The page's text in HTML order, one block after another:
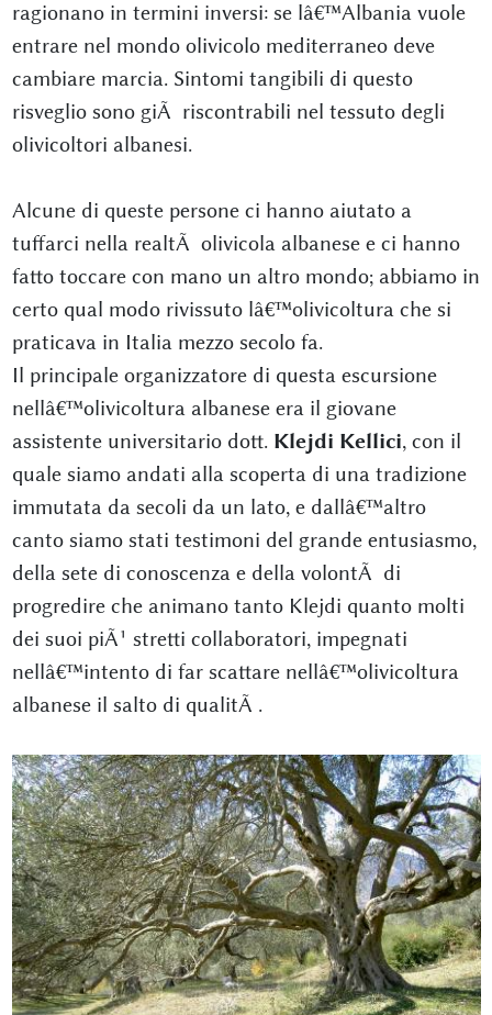
ragionano in termini inversi: se lâ€™Albania vuole
entrare nel mondo olivicolo mediterraneo deve
cambiare marcia. Sintomi tangibili di questo
risveglio sono giÃ riscontrabili nel tessuto degli
olivicoltori albanesi.
Alcune di queste persone ci hanno aiutato a
tuffarci nella realtÃ olivicola albanese e ci hanno
fatto toccare con mano un altro mondo; abbiamo in
certo qual modo rivissuto lâ€™olivicoltura che si
praticava in Italia mezzo secolo fa.
Il principale organizzatore di questa escursione
nellâ€™olivicoltura albanese era il giovane
assistente universitario dott. Klejdi Kellici, con il
quale siamo andati alla scoperta di una tradizione
immutata da secoli da un lato, e dallâ€™altro
canto siamo stati testimoni del grande entusiasmo,
della sete di conoscenza e della volontÃ di
progredire che animano tanto Klejdi quanto molti
dei suoi piÃ¹ stretti collaboratori, impegnati
nellâ€™intento di far scattare nellâ€™olivicoltura
albanese il salto di qualitÃ .